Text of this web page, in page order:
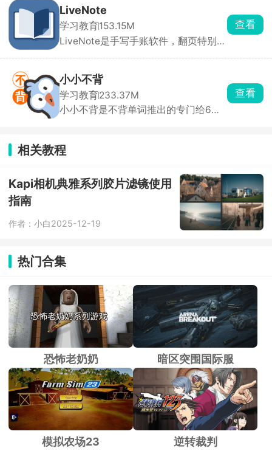
一线上考核，错题自动归档，学完课程
就能参与测评，达标后直接生成可保存
打印的电子培训证书。自动记录累计学
习学时，进度清晰可查。
LiveNote
学习教育153.15M
LiveNote是手写手账软件，翻页特别真
成各种奇怪形状，排版超自由。里面有
好多现成模板和贴纸。写完能导出，还
能云同步备份。界面干净好看，日常记
日记、做手账、写笔记都合适，喜欢手
查看
小小不背
学习教育233.37M
小小不背是不背单词推出的专门给6到
用图片、原声例句理解单词。还有AI纠
正发音，有音节拼写、键盘拼写、手写
时长、掌握情况，自动接收学情报告，
方便监督学习。
查看
相关教程
Kapi相机典雅系列胶片滤镜使用
指南
作者：小白2025-12-19
热门合集
恐怖老奶奶 暗区突围国际服
模拟农场23 逆转裁判